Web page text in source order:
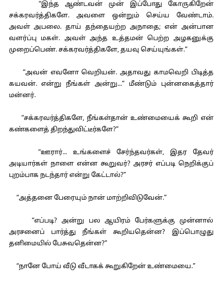
“இந்த ஆண்டவன் முன் இப்போது கோருகிறேன்
சக்கரவர்த்திகளே. அவளை ஒன்றும் செய்ய வேண்டாம்.
அவள் அபலை. தாய் தந்தையற்ற அநாதை; என் அன்பான
வளர்ப்பு மகள். அவள் அந்த உத்தமன் பெற்ற அழகனுக்கு
முறைப்பெண். சக்கரவர்த்திகளே, தயவு செய்யுங்கள்.”
“அவன் எவனோ வெறியன். அதாவது காமவெறி பிடித்த
கயவன். என்று நீங்கள் அன்று...” மீண்டும் புன்னகைத்தார்
மன்னர்.
“சக்கரவர்த்திகளே, நீங்கள்தான் உண்மையைக் கூறி என்
கண்களைத் திறந்துவிட்டீர்களே?”
“ஊரார்... உங்களைச் சேர்ந்தவர்கள், இதர தேவர்
அடியார்கள் நாளை என்ன கூறுவர்? அரசர் எப்படி நெறிக்குப்
புறம்பாக நடந்தார் என்று கேட்டால்?”
“அத்தனை பேரையும் நான் மாற்றிவிடுவேன்.”
“எப்படி? அன்று பல ஆயிரம் பேர்களுக்கு முன்னால்
அரசனைப் பார்த்து நீங்கள் கூறியதென்ன? இப்பொழுது
தனிமையில் பேசுவதென்ன?”
“நானே போய் வீடு வீடாகக் கூறுகிறேன் உண்மையை.”